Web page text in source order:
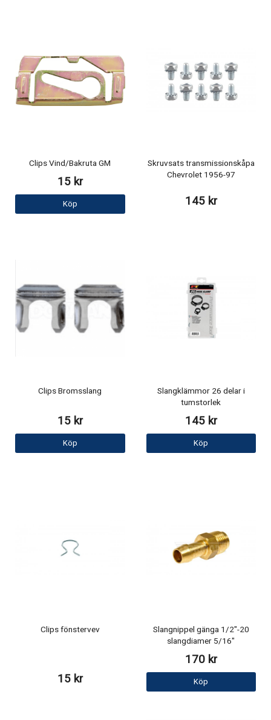
Clips Vind/Bakruta GM
15 kr
Köp
Skruvsats transmissionskåpa
Chevrolet 1956-97
145 kr
Clips Bromsslang
15 kr
Köp
Slangklämmor 26 delar i
tumstorlek
145 kr
Köp
Clips fönstervev
15 kr
Slangnippel gänga 1/2"-20
slangdiamer 5/16"
170 kr
Köp